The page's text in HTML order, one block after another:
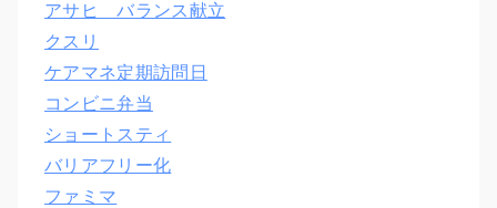
アサヒ バランス献立
クスリ
ケアマネ定期訪問日
コンビニ弁当
ショートスティ
バリアフリー化
ファミマ